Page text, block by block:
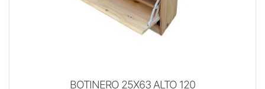
BOTINERO 25X63 ALTO 120